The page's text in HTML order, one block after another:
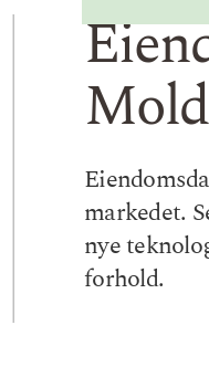
markedet.
nye
forhold.